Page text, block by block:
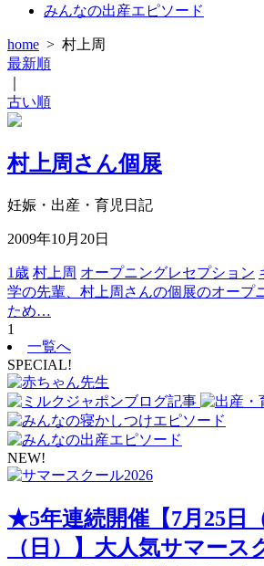
みんなの出産エピソード
home > 村上周
最新順
古い順
村上周さん個展
妊娠・出産・育児日記
2009年10月20日
1歳 村上周 オープニングレセプション
学の先輩、村上周さんの個展のオープ
ため…
1
一覧へ
SPECIAL!
NEW!
★5年連続開催【7月25日
（日）】大人気サマース